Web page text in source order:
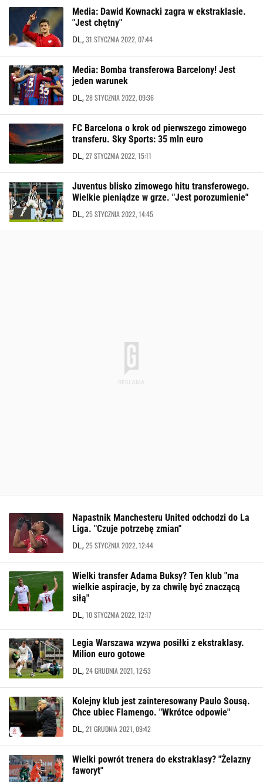
Media: Dawid Kownacki zagra w ekstraklasie.
"Jest chętny"
DL,31 STYCZNIA 2022, 07:44
Media: Bomba transferowa Barcelony! Jest
jeden warunek
DL,28 STYCZNIA 2022, 09:36
FC Barcelona o krok od pierwszego zimowego
transferu. Sky Sports: 35 mln euro
DL,27 STYCZNIA 2022, 15:11
Juventus blisko zimowego hitu transferowego.
Wielkie pieniądze w grze. "Jest porozumienie"
DL,25 STYCZNIA 2022, 14:45
Napastnik Manchesteru United odchodzi do La
Liga. "Czuje potrzebę zmian"
DL,25 STYCZNIA 2022, 12:44
Wielki transfer Adama Buksy? Ten klub "ma
wielkie aspiracje, by za chwilę być znaczącą
siłą"
DL,10 STYCZNIA 2022, 12:17
Legia Warszawa wzywa posiłki z ekstraklasy.
Milion euro gotowe
DL,24 GRUDNIA 2021, 12:53
Kolejny klub jest zainteresowany Paulo Sousą.
Chce ubiec Flamengo. "Wkrótce odpowie"
DL,21 GRUDNIA 2021, 09:42
Wielki powrót trenera do ekstraklasy? "Żelazny
faworyt"